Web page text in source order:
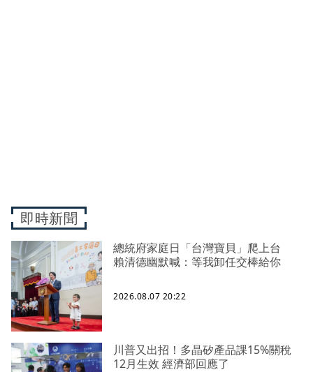
即時新聞
總統府家庭日「台灣寶貝」爬上台
賴清德幽默喊：等我卸任交棒給你
2026.08.07 20:22
川普又出招！多晶矽產品課15%關稅
12月生效 經濟部回應了